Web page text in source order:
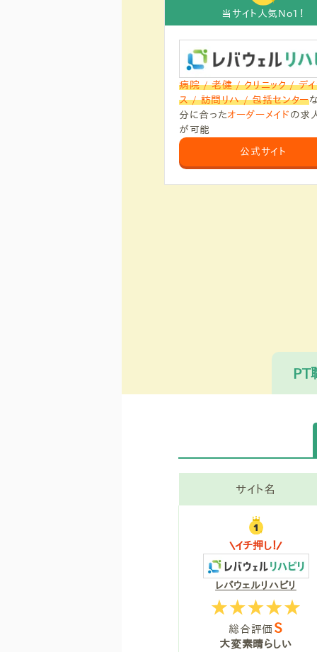
当サイト人気No1！
病院 / 老健 / クリニック / デイ
ス / 訪問リハ / 包括センター
分に合ったオーダーメイド の求
が可能
公式サイト
PT
サイト名
イチ押し！
レバウェルリハビリ
総合評価 S
大変素晴らしい